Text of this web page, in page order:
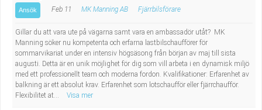
Ansök Feb 11 MK Manning AB Fjärrbilsförare
Gillar du att vara ute på vägarna samt vara en ambassadör utåt? MK
Manning söker nu kompetenta och erfarna lastbilschaufförer för
sommarvikariat under en intensiv högsäsong från början av maj till sista
augusti. Detta är en unik möjlighet för dig som vill arbeta i en dynamisk miljö
med ett professionellt team och moderna fordon. Kvalifikationer: Erfarenhet av
balkning är ett absolut krav. Erfarenhet som lotschaufför eller fjärrchaufför.
Flexibilitet at...
Visa mer